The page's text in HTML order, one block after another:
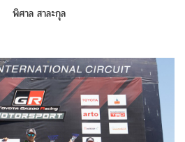
พิศาล สาละกุล